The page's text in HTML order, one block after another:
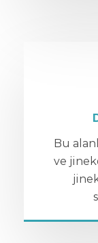
Bu
ve